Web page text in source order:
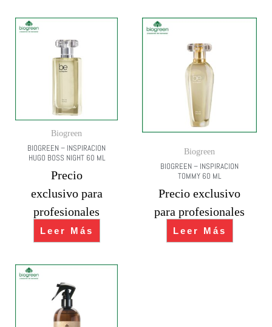
Biogreen
BIOGREEN – INSPIRACION
HUGO BOSS NIGHT 60 ML
Precio
exclusivo para
profesionales
Leer Más
Biogreen
BIOGREEN – INSPIRACION
TOMMY 60 ML
Precio exclusivo
para profesionales
Leer Más